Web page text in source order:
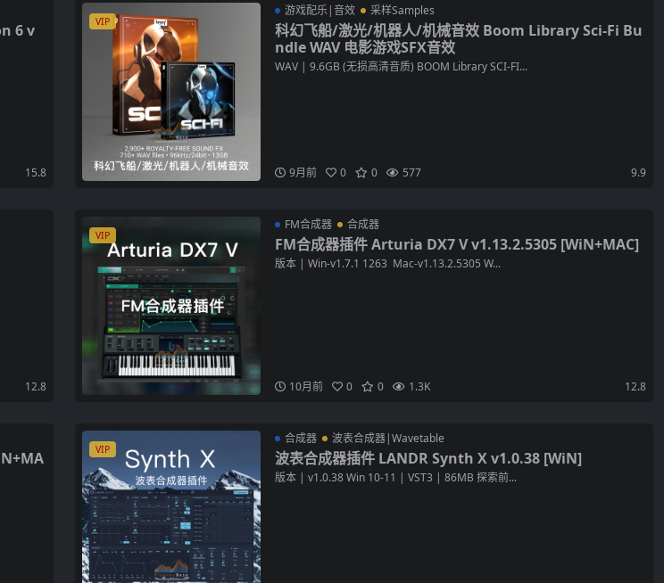
6 v
15.8
VIP
游戏配乐|音效 采样Samples
科幻飞船/激光/机器人/机械音效 Boom Library Sci-Fi Bu
ndle WAV 电影游戏SFX音效
WAV | 9.6GB (无损高清音质) BOOM Library SCI-FI...
9月前 0 0 577 9.9
12.8
VIP
FM合成器 合成器
FM合成器插件 Arturia DX7 V v1.13.2.5305 [WiN+MAC]
版本 | Win-v1.7.1 1263 Mac-v1.13.2.5305 W...
10月前 0 0 1.3K 12.8
VIP
合成器 波表合成器|Wavetable
波表合成器插件 LANDR Synth X v1.0.38 [WiN]
版本 | v1.0.38 Win 10-11 | VST3 | 86MB 探索前...